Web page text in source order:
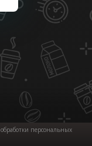
обработки персональных